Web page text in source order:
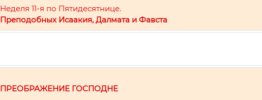
Неделя 11-я по Пятидесятнице.
Преподобных Исаакия, Далмата и Фавста
ПРЕОБРАЖЕНИЕ ГОСПОДНЕ